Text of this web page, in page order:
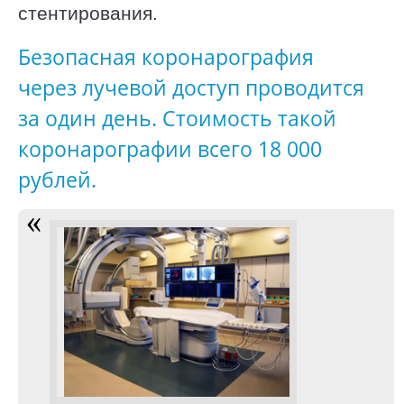
стентирования.
Безопасная коронарография
через лучевой доступ проводится
за один день. Стоимость такой
коронарографии всего 18 000
рублей.